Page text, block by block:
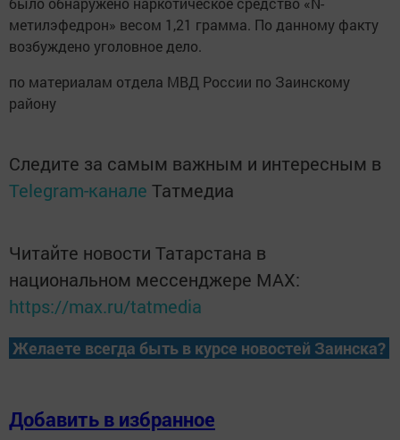
метилэфедрон» весом 1,21 грамма. По данному факту
возбуждено уголовное дело.
по материалам отдела МВД России по Заинскому
району
Следите за самым важным и интересным в
Telegram-канале Татмедиа
Читайте новости Татарстана в
национальном мессенджере MАХ:
https://max.ru/tatmedia
Желаете всегда быть в курсе новостей Заинска?
Добавить в избранное